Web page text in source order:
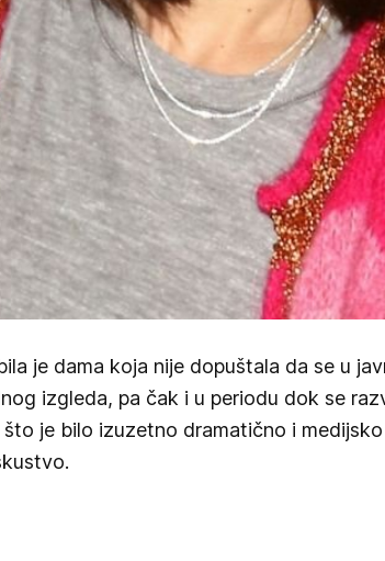
je dama koja nije dopuštala da se u
izgleda, pa čak i u periodu dok se
što je bilo izuzetno dramatično i medijsko